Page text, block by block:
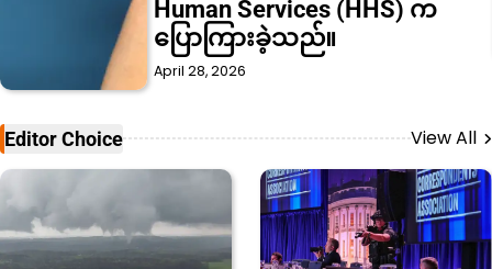
ကို အဆုံးသတ်စေခဲ့သည်။
April 28, 2026
Editor Choice View All